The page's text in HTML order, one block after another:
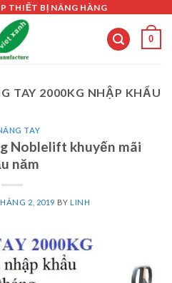
THIẾT BỊ NÂNG HÀNG
0
TAY 2000KG NHẬP KHẨU
TAY
Noblelift khuyến mãi
năm
2, 2019 BYLINH